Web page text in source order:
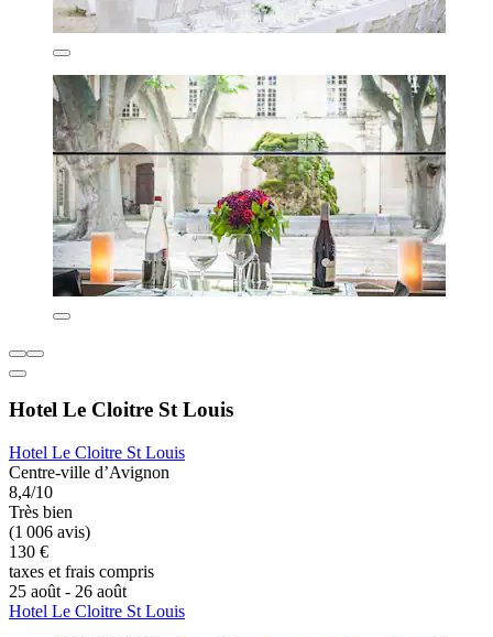
Hotel Le Cloitre St Louis
Hotel Le Cloitre St Louis
Centre-ville d’Avignon
8,4/10
Très bien
(1 006 avis)
130 €
taxes et frais compris
25 août - 26 août
Hotel Le Cloitre St Louis